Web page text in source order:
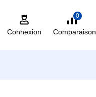
Connexion
0
Comparaison